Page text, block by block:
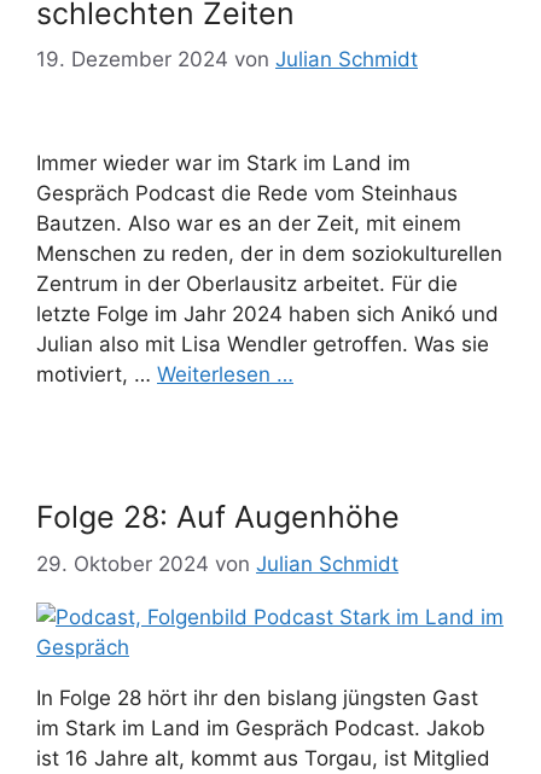
schlechten Zeiten
19. Dezember 2024 von Julian Schmidt
Immer wieder war im Stark im Land im
Gespräch Podcast die Rede vom Steinhaus
Bautzen. Also war es an der Zeit, mit einem
Menschen zu reden, der in dem soziokulturellen
Zentrum in der Oberlausitz arbeitet. Für die
letzte Folge im Jahr 2024 haben sich Anikó und
Julian also mit Lisa Wendler getroffen. Was sie
motiviert, … Weiterlesen …
Folge 28: Auf Augenhöhe
29. Oktober 2024 von Julian Schmidt
In Folge 28 hört ihr den bislang jüngsten Gast
im Stark im Land im Gespräch Podcast. Jakob
ist 16 Jahre alt, kommt aus Torgau, ist Mitglied